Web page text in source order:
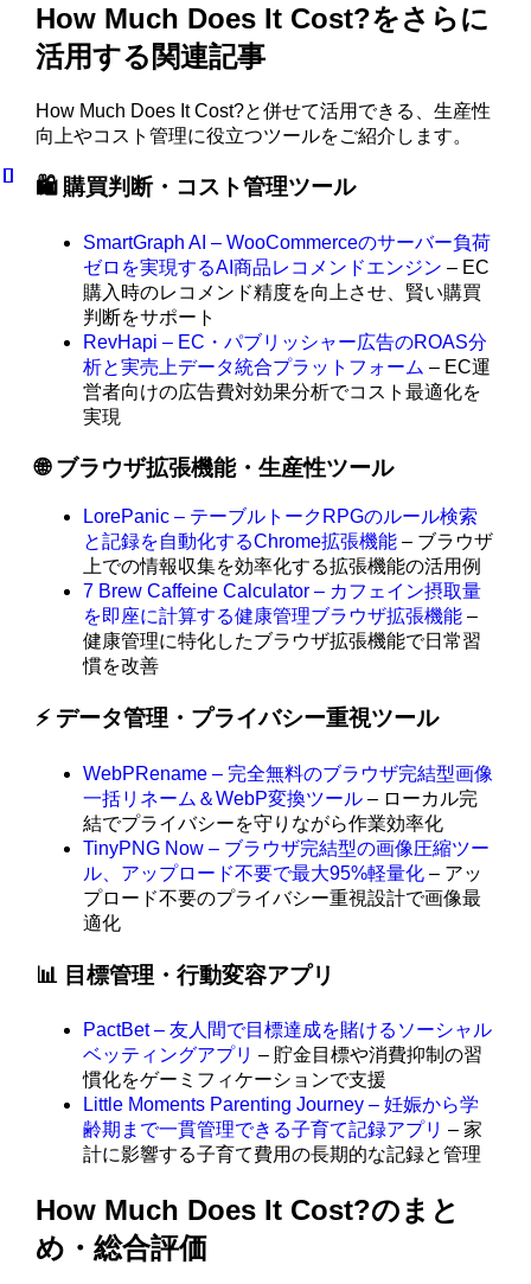
How Much Does It Cost?をさらに
活用する関連記事
How Much Does It Cost?と併せて活用できる、生産性
向上やコスト管理に役立つツールをご紹介します。
🛍️ 購買判断・コスト管理ツール
SmartGraph AI – WooCommerceのサーバー負荷
ゼロを実現するAI商品レコメンドエンジン – EC
購入時のレコメンド精度を向上させ、賢い購買
判断をサポート
RevHapi – EC・パブリッシャー広告のROAS分
析と実売上データ統合プラットフォーム – EC運
営者向けの広告費対効果分析でコスト最適化を
実現
🌐 ブラウザ拡張機能・生産性ツール
LorePanic – テーブルトークRPGのルール検索
と記録を自動化するChrome拡張機能 – ブラウザ
上での情報収集を効率化する拡張機能の活用例
7 Brew Caffeine Calculator – カフェイン摂取量
を即座に計算する健康管理ブラウザ拡張機能 –
健康管理に特化したブラウザ拡張機能で日常習
慣を改善
⚡ データ管理・プライバシー重視ツール
WebPRename – 完全無料のブラウザ完結型画像
一括リネーム＆WebP変換ツール – ローカル完
結でプライバシーを守りながら作業効率化
TinyPNG Now – ブラウザ完結型の画像圧縮ツー
ル、アップロード不要で最大95%軽量化 – アッ
プロード不要のプライバシー重視設計で画像最
適化
📊 目標管理・行動変容アプリ
PactBet – 友人間で目標達成を賭けるソーシャル
ベッティングアプリ – 貯金目標や消費抑制の習
慣化をゲーミフィケーションで支援
Little Moments Parenting Journey – 妊娠から学
齢期まで一貫管理できる子育て記録アプリ – 家
計に影響する子育て費用の長期的な記録と管理
How Much Does It Cost?のまと
め・総合評価